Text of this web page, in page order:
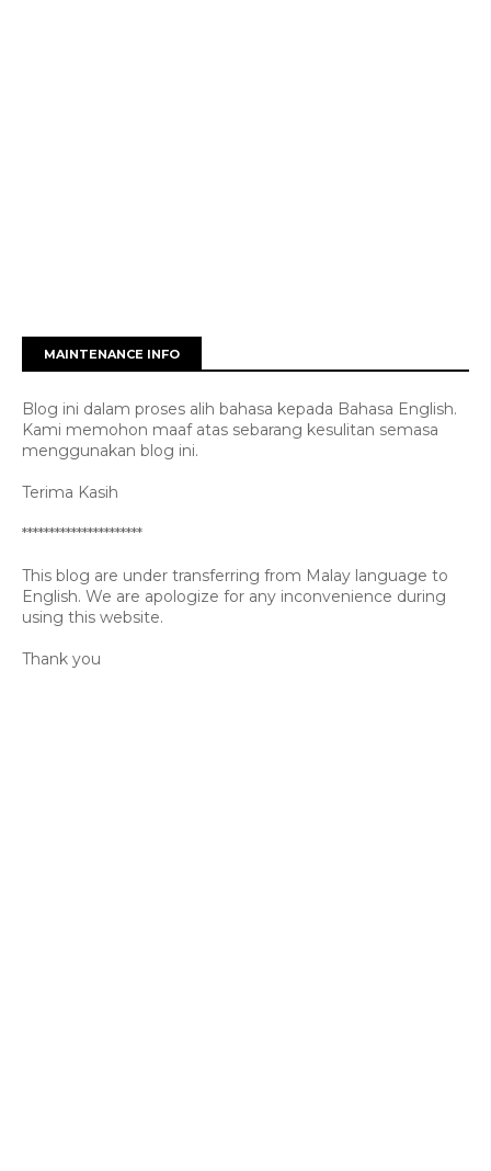
MAINTENANCE INFO
Blog ini dalam proses alih bahasa kepada Bahasa English.
Kami memohon maaf atas sebarang kesulitan semasa
menggunakan blog ini.
Terima Kasih
**********************
This blog are under transferring from Malay language to
English. We are apologize for any inconvenience during
using this website.
Thank you